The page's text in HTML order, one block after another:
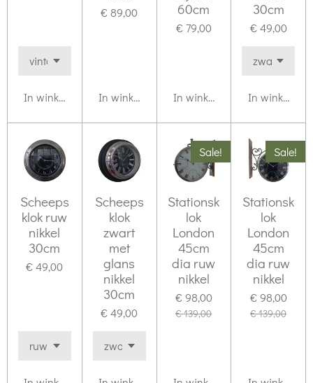
In winkelwagen
€ 89,00
In winkelwagen
60cm
€ 79,00
In winkelwagen
30cm
€ 49,00
In
Scheeps
klok ruw
nikkel
30cm
€ 49,00
Scheeps
klok
zwart
met
glans
nikkel
30cm
€ 49,00
Sale!
Stationsk
lok
London
45cm
dia ruw
nikkel
€ 98,00
€ 139,00
Sale!
Stationsk
lok
London
45cm
dia ruw
nikkel
€ 98,00
€ 139,00